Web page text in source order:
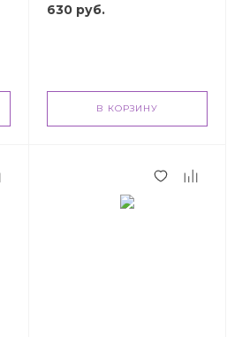
630 руб.
В КОРЗИНУ